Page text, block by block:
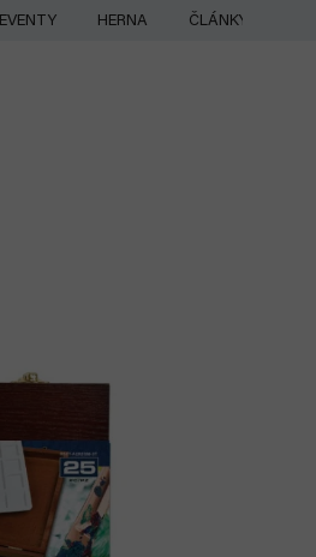
EVENTY HERNA ČLÁNKY